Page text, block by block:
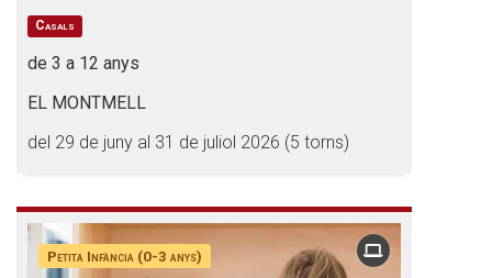
Casals
de 3 a 12 anys
EL MONTMELL
del 29 de juny al 31 de juliol 2026 (5 torns)
Petita Infància (0-3 anys)